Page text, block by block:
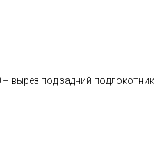
+ вырез под задний подлокотник